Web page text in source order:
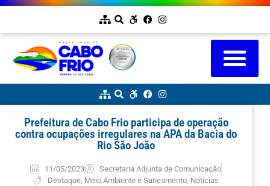
Prefeitura de Cabo Frio participa de operação
contra ocupações irregulares na APA da Bacia do
Rio São João
11/05/2023
Secretaria Adjunta de Comunicação
Destaque, Meio Ambiente e Saneamento, Notícias